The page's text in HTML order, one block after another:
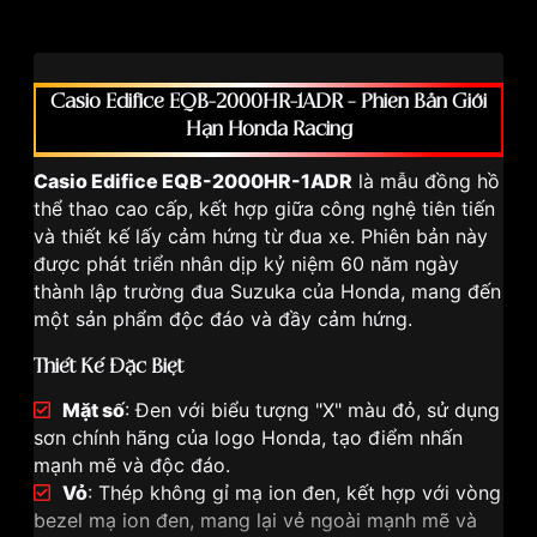
Casio Edifice EQB-2000HR-1ADR – Phiên Bản Giới
Hạn Honda Racing
Casio Edifice EQB-2000HR-1ADR là mẫu đồng hồ
thể thao cao cấp, kết hợp giữa công nghệ tiên tiến
và thiết kế lấy cảm hứng từ đua xe. Phiên bản này
được phát triển nhân dịp kỷ niệm 60 năm ngày
thành lập trường đua Suzuka của Honda, mang đến
một sản phẩm độc đáo và đầy cảm hứng.
Thiết Kế Đặc Biệt
Mặt số: Đen với biểu tượng "X" màu đỏ, sử dụng
sơn chính hãng của logo Honda, tạo điểm nhấn
mạnh mẽ và độc đáo.
Vỏ: Thép không gỉ mạ ion đen, kết hợp với vòng
bezel mạ ion đen, mang lại vẻ ngoài mạnh mẽ và